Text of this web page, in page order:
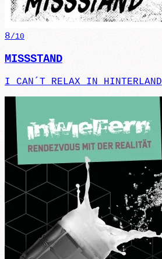
8/10
MISSSTAND
I CAN´T RELAX IN HINTERLAND